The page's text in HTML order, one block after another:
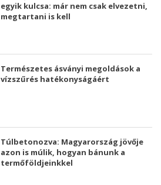
egyik kulcsa: már nem csak elvezetni,
megtartani is kell
Természetes ásványi megoldások a
vízszűrés hatékonyságáért
Túlbetonozva: Magyarország jövője
azon is múlik, hogyan bánunk a
termőföldjeinkkel